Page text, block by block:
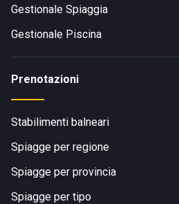
Gestionale Spiaggia
Gestionale Piscina
Prenotazioni
Stabilimenti balneari
Spiagge per regione
Spiagge per provincia
Spiagge per tipo